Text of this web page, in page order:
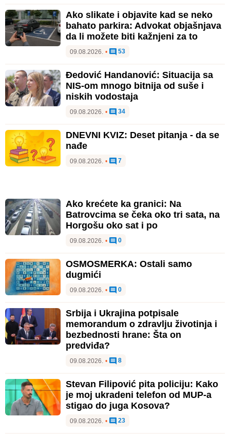
Ako slikate i objavite kad se neko
bahato parkira: Advokat objašnjava
da li možete biti kažnjeni za to
09.08.2026. • 53
Đedović Handanović: Situacija sa
NIS-om mnogo bitnija od suše i
niskih vodostaja
09.08.2026. • 34
DNEVNI KVIZ: Deset pitanja - da se
nađe
09.08.2026. • 7
Ako krećete ka granici: Na
Batrovcima se čeka oko tri sata, na
Horgošu oko sat i po
09.08.2026. • 0
OSMOSMERKA: Ostali samo
dugmići
09.08.2026. • 0
Srbija i Ukrajina potpisale
memorandum o zdravlju životinja i
bezbednosti hrane: Šta on
predviđa?
09.08.2026. • 8
Stevan Filipović pita policiju: Kako
je moj ukradeni telefon od MUP-a
stigao do juga Kosova?
09.08.2026. • 23